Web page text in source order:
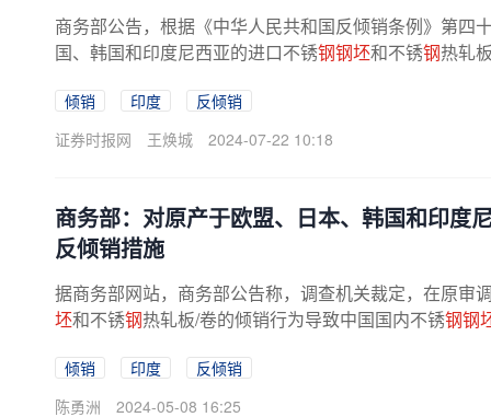
商务部公告，根据《中华人民共和国反倾销条例》第
国、韩国和印度尼西亚的进口不锈钢钢坯和不锈钢热轧
倾销 印度
反倾销
证券时报网
王焕城 2024-07-22 10:18
商务部：对原产于欧盟、日本、韩国和印度
反倾销措施
据商务部网站，商务部公告称，调查机关裁定，在原审
坯和不锈钢热轧板/卷的倾销行为导致中国国内不锈钢钢
倾销 印度
反倾销
陈勇洲
2024-05-08 16:25